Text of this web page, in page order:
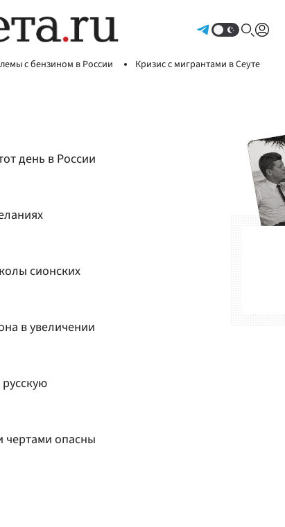
с бензином в России Кризис с мигрантами в Сеуте
день в России
сионских
в увеличении
чертами опасны